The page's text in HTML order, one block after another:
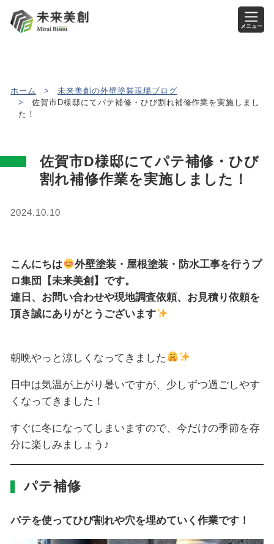
メニュー
ホーム >
未来美創の外壁塗装現場ブログ
>
佐賀市D様邸にてパテ補修・ひび割れ補修作業を実施しまし
た！
佐賀市D様邸にてパテ補修・ひび
割れ補修作業を実施しました！
2024.10.10
こんにちは
外壁塗装・屋根塗装・防水工事を行うプ
ロ集団【未来美創】です。
連日、お問い合わせや現地調査依頼、お見積り依頼を
頂き誠にありがとうございます
朝晩やっと涼しくなってきました
日中は気温が上がり暑いですが、少しずつ過ごしやす
くなってきました！
すぐに冬になってしまいますので、今だけの季節を存
分に楽しみましょう♪
パテ補修
パテを使ってひび割れや穴を埋めていく作業です！